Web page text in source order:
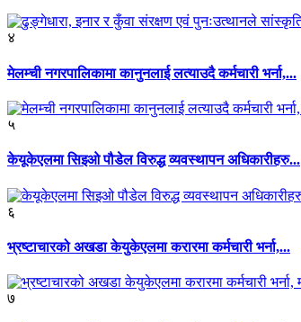
४
मेलम्ची नगरपालिकामा कानुनलाई लत्याउदै कर्मचारी भर्ना,...
५
केयूकेएलमा सिइओ पौडेल विरुद्ध व्यवस्थापन अधिकारीहरु...
६
भ्रष्टाचारको अखडा केयुकेएलमा करारमा कर्मचारी भर्ना,...
७